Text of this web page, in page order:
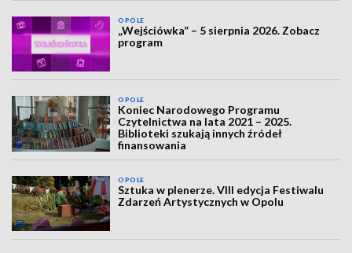
OPOLE
„Wejściówka” – 5 sierpnia 2026. Zobacz
program
OPOLE
Koniec Narodowego Programu
Czytelnictwa na lata 2021 – 2025.
Biblioteki szukają innych źródeł
finansowania
OPOLE
Sztuka w plenerze. VIII edycja Festiwalu
Zdarzeń Artystycznych w Opolu